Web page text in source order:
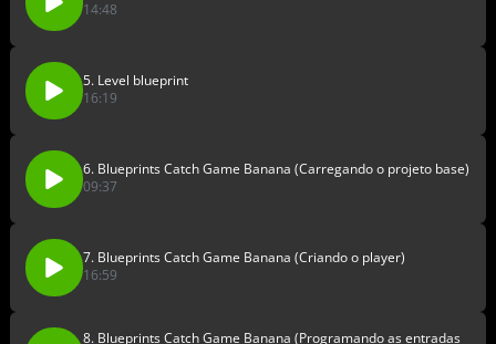
14:48
5. Level blueprint
16:19
6. Blueprints Catch Game Banana (Carregando o projeto base)
09:37
7. Blueprints Catch Game Banana (Criando o player)
16:59
8. Blueprints Catch Game Banana (Programando as entradas